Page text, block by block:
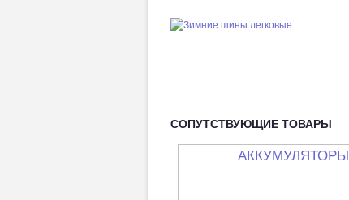
СОПУТСТВУЮЩИЕ ТОВАРЫ
АККУМУЛЯТОРЫ